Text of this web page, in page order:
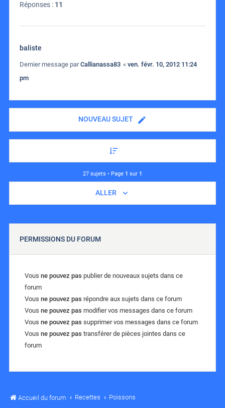
Réponses : 11
baliste
Dernier message parCallianassa83 « ven. févr. 10, 2012 11:24
pm
NOUVEAU SUJET
27 sujets • Page 1 sur 1
ALLER
PERMISSIONS DU FORUM
Vous ne pouvez pas publier de nouveaux sujets dans ce
forum
Vous ne pouvez pas répondre aux sujets dans ce forum
Vous ne pouvez pas modifier vos messages dans ce forum
Vous ne pouvez pas supprimer vos messages dans ce forum
Vous ne pouvez pas transférer de pièces jointes dans ce
forum
Accueil du forum Recettes Poissons